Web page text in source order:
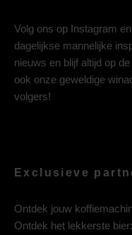
Volg ons op Instagram
dagelijkse mannelijke
nieuws en blijf altijd op
ook onze geweldige
volgers!
Exclusieve
Ontdek jouw
Ontdek het lekkerste bier: